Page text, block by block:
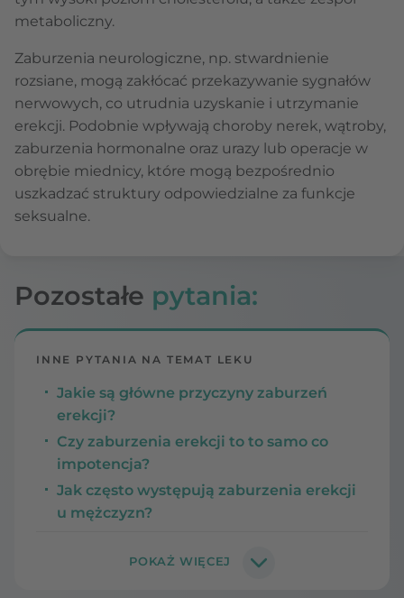
metaboliczny.
Zaburzenia neurologiczne, np. stwardnienie
rozsiane, mogą zakłócać przekazywanie sygnałów
nerwowych, co utrudnia uzyskanie i utrzymanie
erekcji. Podobnie wpływają choroby nerek, wątroby,
zaburzenia hormonalne oraz urazy lub operacje w
obrębie miednicy, które mogą bezpośrednio
uszkadzać struktury odpowiedzialne za funkcje
seksualne.
Pozostałe pytania:
INNE PYTANIA NA TEMAT LEKU
Jakie są główne przyczyny zaburzeń
erekcji?
Czy zaburzenia erekcji to to samo co
impotencja?
Jak często występują zaburzenia erekcji
u mężczyzn?